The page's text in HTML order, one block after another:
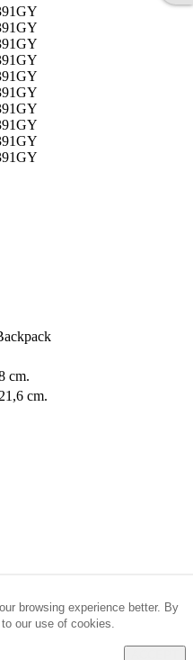
cm.
cm.
browsing experience better. By
our use of cookies.